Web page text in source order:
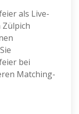
als Live-
bei
Matching-